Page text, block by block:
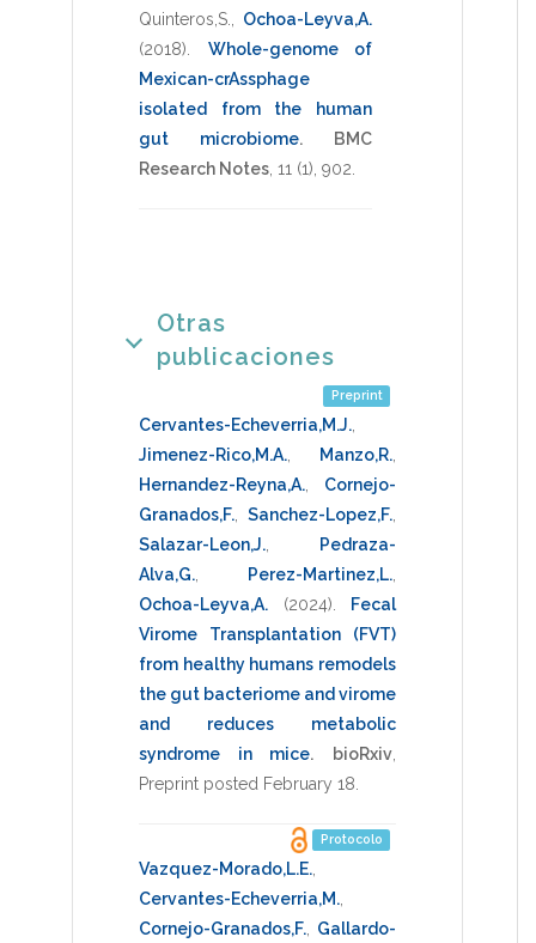
Quinteros,S.
Ochoa-Leyva,A.
(2018)
Whole-genome of
Mexican-crAssphage
isolated from the human
gut microbiome.
BMC
Research Notes 11 (1), 902
Otras
publicaciones
Preprint
Cervantes-Echeverria,M.J.
Jimenez-Rico,M.A.
Manzo,R.
Hernandez-Reyna,A.
Cornejo-
Granados,F.
Sanchez-Lopez,F.
Salazar-Leon,J.
Pedraza-
Alva,G.
Perez-Martinez,L.
Ochoa-Leyva,A.
(2024)
Fecal
Virome Transplantation (FVT)
from healthy humans remodels
the gut bacteriome and virome
and reduces metabolic
syndrome in mice. bioRxiv
Preprint posted February 18
Protocolo
Vazquez-Morado,L.E.
Cervantes-Echeverria,M.
Cornejo-Granados,F.
Gallardo-